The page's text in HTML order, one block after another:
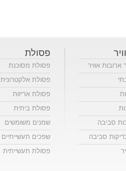
ארובות אוויר
סביבה
סביבה
פסולת
פסולת מסוכנת
פסולת אלקטרונית
פסולת אריזות
פסולת ביתית
שמנים משומשים
שפכים תעשייתיים
פסולת תעשייתית